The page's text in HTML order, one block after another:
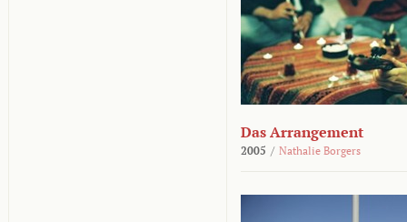
Das Arrangement
2005 / Nathalie Borgers